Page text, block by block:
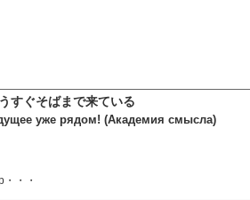
すぐそばまで来ている
уже рядом! (Академия смысла)
・・